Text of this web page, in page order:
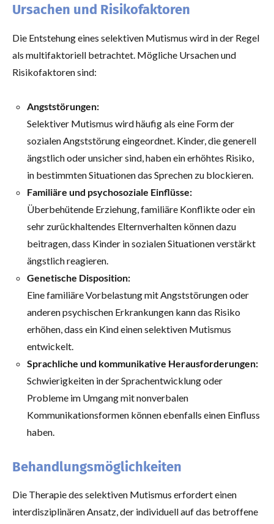
Ursachen und Risikofaktoren
Die Entstehung eines selektiven Mutismus wird in der Regel
als multifaktoriell betrachtet. Mögliche Ursachen und
Risikofaktoren sind:
Angststörungen:
Selektiver Mutismus wird häufig als eine Form der
sozialen Angststörung eingeordnet. Kinder, die generell
ängstlich oder unsicher sind, haben ein erhöhtes Risiko,
in bestimmten Situationen das Sprechen zu blockieren.
Familiäre und psychosoziale Einflüsse:
Überbehütende Erziehung, familiäre Konflikte oder ein
sehr zurückhaltendes Elternverhalten können dazu
beitragen, dass Kinder in sozialen Situationen verstärkt
ängstlich reagieren.
Genetische Disposition:
Eine familiäre Vorbelastung mit Angststörungen oder
anderen psychischen Erkrankungen kann das Risiko
erhöhen, dass ein Kind einen selektiven Mutismus
entwickelt.
Sprachliche und kommunikative Herausforderungen:
Schwierigkeiten in der Sprachentwicklung oder
Probleme im Umgang mit nonverbalen
Kommunikationsformen können ebenfalls einen Einfluss
haben.
Behandlungsmöglichkeiten
Die Therapie des selektiven Mutismus erfordert einen
interdisziplinären Ansatz, der individuell auf das betroffene